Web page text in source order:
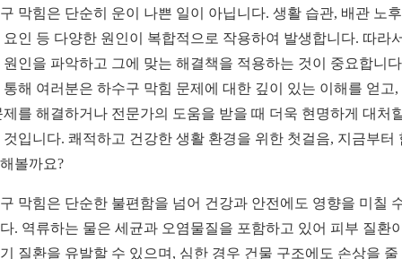
막힘은 단순히 운이 나쁜 일이 아닙니다. 생활 습관, 배관 노
요인 등 다양한 원인이 복합적으로 작용하여 발생합니다. 따라
원인을 파악하고 그에 맞는 해결책을 적용하는 것이 중요합니
통해 여러분은 하수구 막힘 문제에 대한 깊이 있는 이해를 얻고,
제를 해결하거나 전문가의 도움을 받을 때 더욱 현명하게 대처
것입니다. 쾌적하고 건강한 생활 환경을 위한 첫걸음, 지금부터
볼까요?
막힘은 단순한 불편함을 넘어 건강과 안전에도 영향을 미칠
. 역류하는 물은 세균과 오염물질을 포함하고 있어 피부 질환
질환을 유발할 수 있으며, 심한 경우 건물 구조에도 손상을 줄